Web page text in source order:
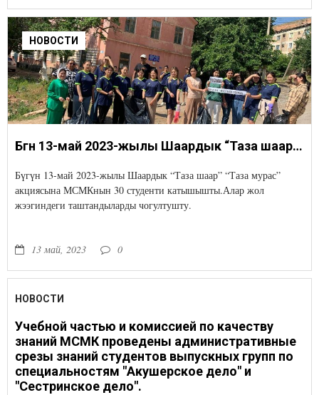
НОВОСТИ
Бүгүн 13-май 2023-жылы Шаардык “Таза шаар” “Таза мурас” акциясына МСМКнын 30 студенти катышышты. Алар жол жээгиндеги таштандыларды чогултушту.
Бүгүн 13-май 2023-жылы Шаардык “Таза шаар” “Таза мурас”
акциясына МСМКнын 30 студенти катышышты.Алар жол
жээгиндеги таштандыларды чогултушту.
13 май, 2023 0
НОВОСТИ
Учебной частью и комиссией по качеству
знаний МСМК проведены административные
срезы знаний студентов выпускных групп по
специальностям "Акушерское дело" и
"Сестринское дело".